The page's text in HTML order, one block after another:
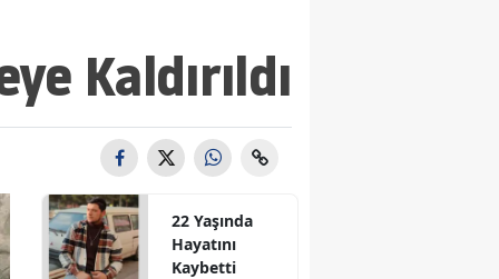
Antalya
Aydın
Bilecik
Kaldırıldı
22 Yaşında
Hayatını
Kaybetti